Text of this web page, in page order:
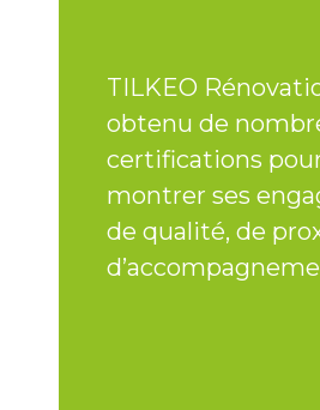
TILKEO
obtenu de
certifications
montrer ses
de qualité, de